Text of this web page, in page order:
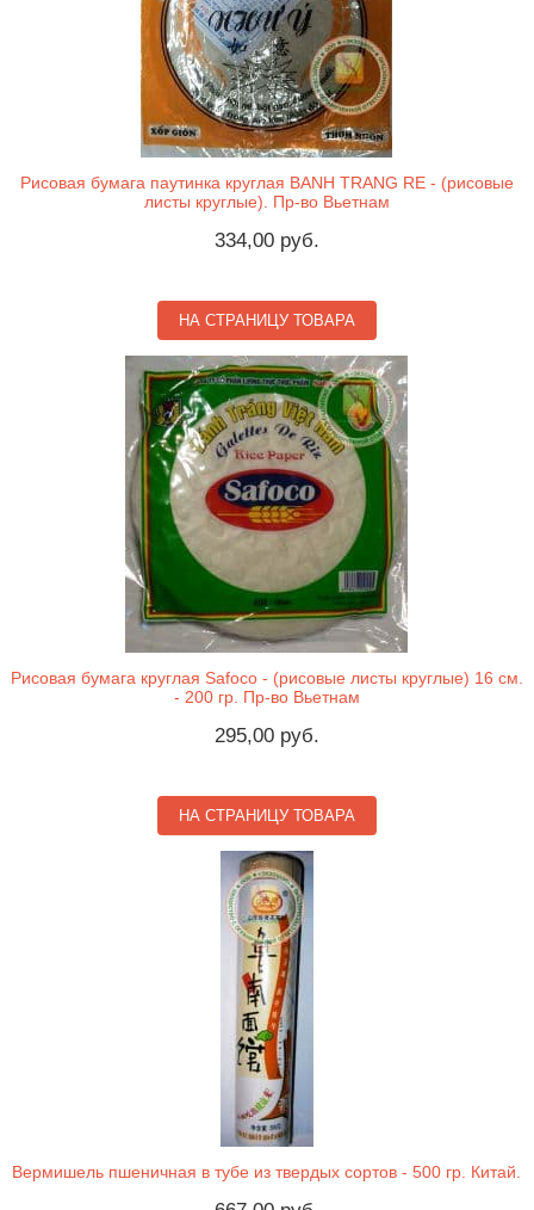
Рисовая бумага паутинка круглая BANH TRANG RE - (рисовые
листы круглые). Пр-во Вьетнам
334,00 руб.
НА СТРАНИЦУ ТОВАРА
Рисовая бумага круглая Safoco - (рисовые листы круглые) 16 см.
- 200 гр. Пр-во Вьетнам
295,00 руб.
НА СТРАНИЦУ ТОВАРА
Вермишель пшеничная в тубе из твердых сортов - 500 гр. Китай.